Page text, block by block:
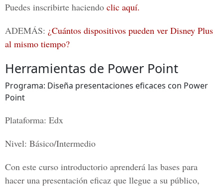
Puedes inscribirte haciendo clic aquí.
ADEMÁS: ¿Cuántos dispositivos pueden ver Disney Plus
al mismo tiempo?
Herramientas de Power Point
Programa: Diseña presentaciones eficaces con Power
Point
Plataforma: Edx
Nivel: Básico/Intermedio
Con este curso introductorio aprenderá las bases para
hacer una presentación eficaz que llegue a su público,